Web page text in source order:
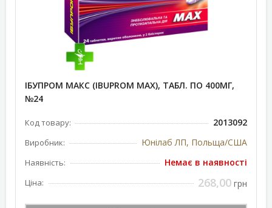
ІБУПРОМ МАКС (IBUPROM MAX), ТАБЛ. ПО 400МГ,
№24
Код товару: 2013092
Виробник: Юнілаб ЛП, Польща/США
Наявність: Немає в наявності
Ціна: 268,00 грн